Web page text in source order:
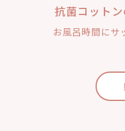
抗菌コット
お風呂時間にサ